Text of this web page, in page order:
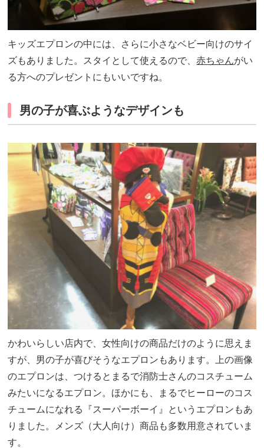
キッズエプロンの中には、さらに小さなベビー向けのサイ
ズもありました。スタイとして使えるので、赤ちゃんがい
る方へのプレゼントにもいいですね。
男の子が喜ぶようなデザインも
かわいらしい店内で、女性向けの商品だけのように思えま
すが、男の子が喜びそうなエプロンもあります。上の画像
のエプロンは、つけるとまるで消防士さんのコスチューム
みたいになるエプロン。ほかにも、まるでヒーローのコス
チュームになれる『スーパーボーイ』というエプロンもあ
りました。メンズ（大人向け）商品も多数用意されていま
す。